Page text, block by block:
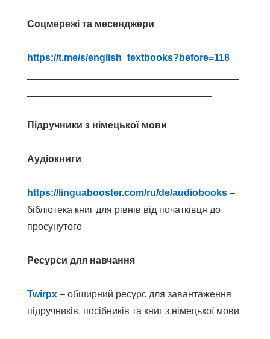
Соцмережі та месенджери
https://t.me/s/english_textbooks?before=118
Підручники з німецької мови
Аудіокниги
https://linguabooster.com/ru/de/audiobooks –
бібліотека книг для рівнів від початківця до
просунутого
Ресурси для навчання
Twirpx – обширний ресурс для завантаження
підручників, посібників та книг з німецької мови